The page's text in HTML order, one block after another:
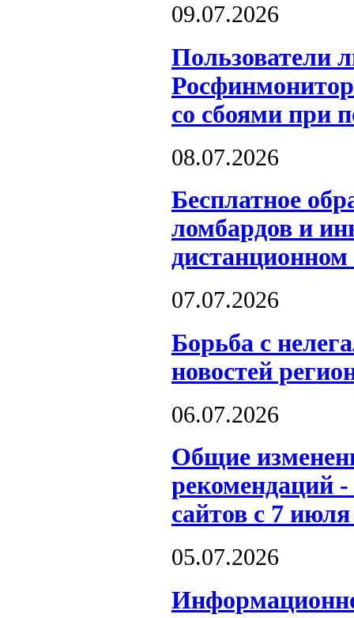
09.07.2026
Пользователи
со сбоями при
08.07.2026
Бесплатное
ломбардов и
07.07.2026
Борьба с
новостей
06.07.2026
Общие
рекомендаций
сайтов с 7 июля
05.07.2026